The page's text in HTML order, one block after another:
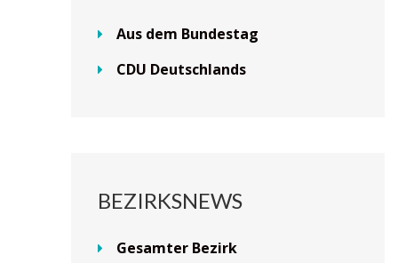
Aus dem Bundestag
CDU Deutschlands
BEZIRKSNEWS
Gesamter Bezirk